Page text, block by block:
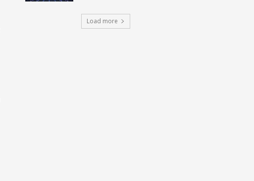
Load more